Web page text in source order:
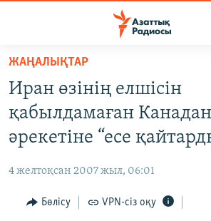
Skip
main
content
to
main
САЯСАТ
AZATTYQTV
АДАМ ҚҰҚЫҚТАРЫ
ӘЛЕУМЕТ
ЖАҢАЛЫҚТАР
Иран өзінің елшісін
қабылдамаған
әрекетіне “есе
4 желтоқсан 2007 жыл, 06:01
Бөлісу VPN-сіз оқу